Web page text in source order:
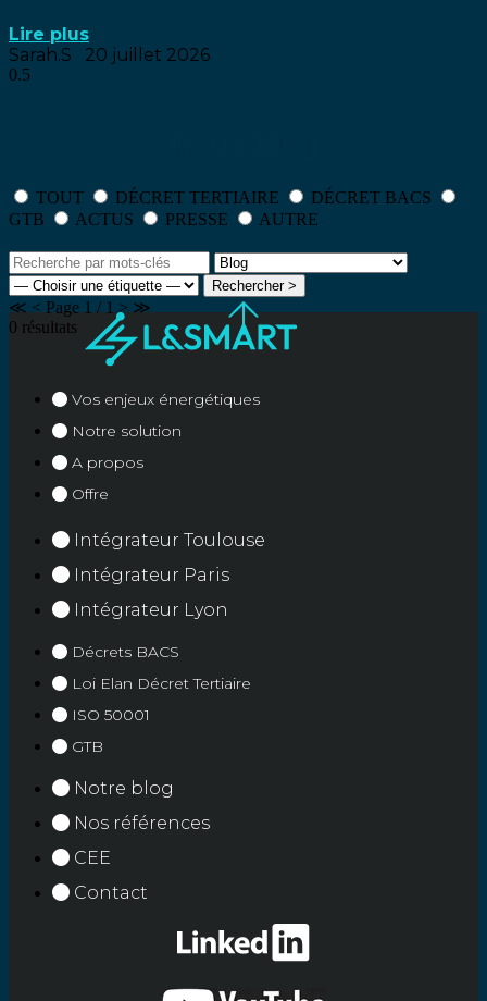
Lire plus
Sarah.S
20 juillet 2026
TOUT DÉCRET TERTIAIRE
DÉCRET BACS
GTB
ACTUS PRESSE AUTRE
Rechercher >
≪ <Page1/1 > ≫
0 résultats
Vos enjeux énergétiques
Notre solution
A propos
Offre
Intégrateur Toulouse
Intégrateur Paris
Intégrateur Lyon
Décrets BACS
Loi Elan Décret Tertiaire
ISO 50001
GTB
Notre blog
Nos références
CEE
Contact